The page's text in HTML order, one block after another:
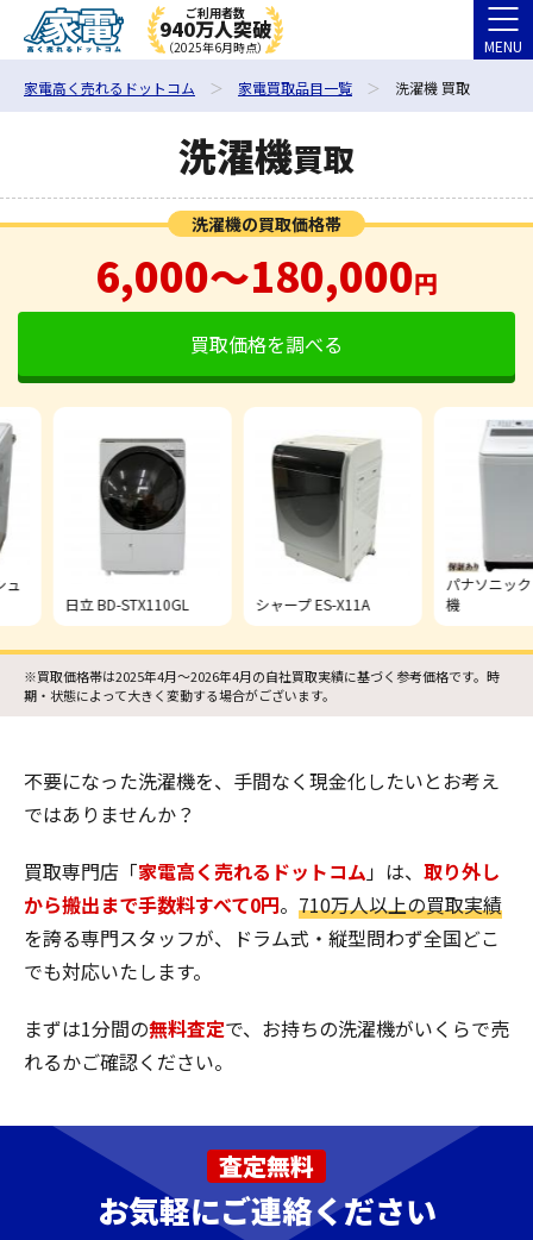
ご利用者数
940万人突破
（2025年6月時点） MENU
家電高く売れるドットコム 家電買取品目一覧 洗濯機 買取
洗濯機買取
洗濯機の買取価格帯
6,000〜180,000円
買取価格を調べる
日立 BD-STX110GL シャープ ES-X11A
パナソニック 縦
※買取価格帯は2025年4月〜2026年4月の自社買取実績に基づく参考価格です。時
期・状態によって大きく変動する場合がございます。
不要になった洗濯機を、手間なく現金化したいとお考え
ではありませんか？
買取専門店「家電高く売れるドットコム」は、 取り外し
から搬出まで手数料すべて0円。 710万人以上の買取実績
を誇る専門スタッフが、ドラム式・縦型問わず全国どこ
でも対応いたします。
まずは1分間の無料査定で、お持ちの洗濯機がいくらで売
れるかご確認ください。
査定無料
お気軽にご連絡ください